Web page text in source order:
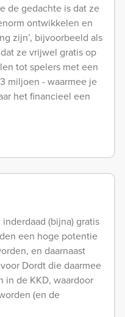
de gedachte is dat ze
ontwikkelen en
zijn’, bijvoorbeeld als
ze vrijwel gratis op
tot spelers met een
miljoen - waarmee je
het financieel een
(bijna) gratis
een hoge potentie
en daarnaast
Dordt die daarmee
in de KKD, waardoor
(en de